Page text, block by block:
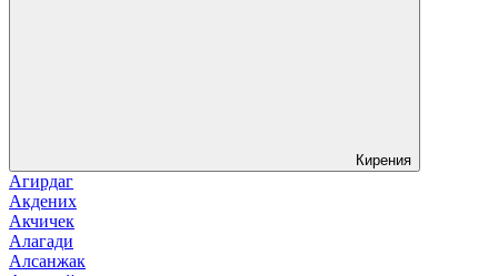
Кирения
Агирдаг
Акдених
Акчичек
Алагади
Алсанжак